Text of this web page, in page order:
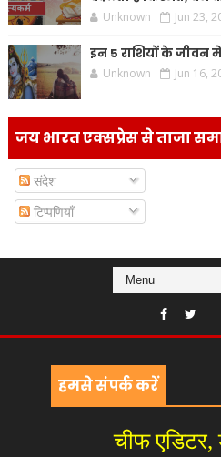
Unknown Jun 23,
इन 5 राशियों के जीवन
Unknown Jun 16,
जय भारत एक्सप्रेस से ताजा
संदेश
टिप्पणियाँ
हमसे संपर्क करें
चीफ एडिटर,